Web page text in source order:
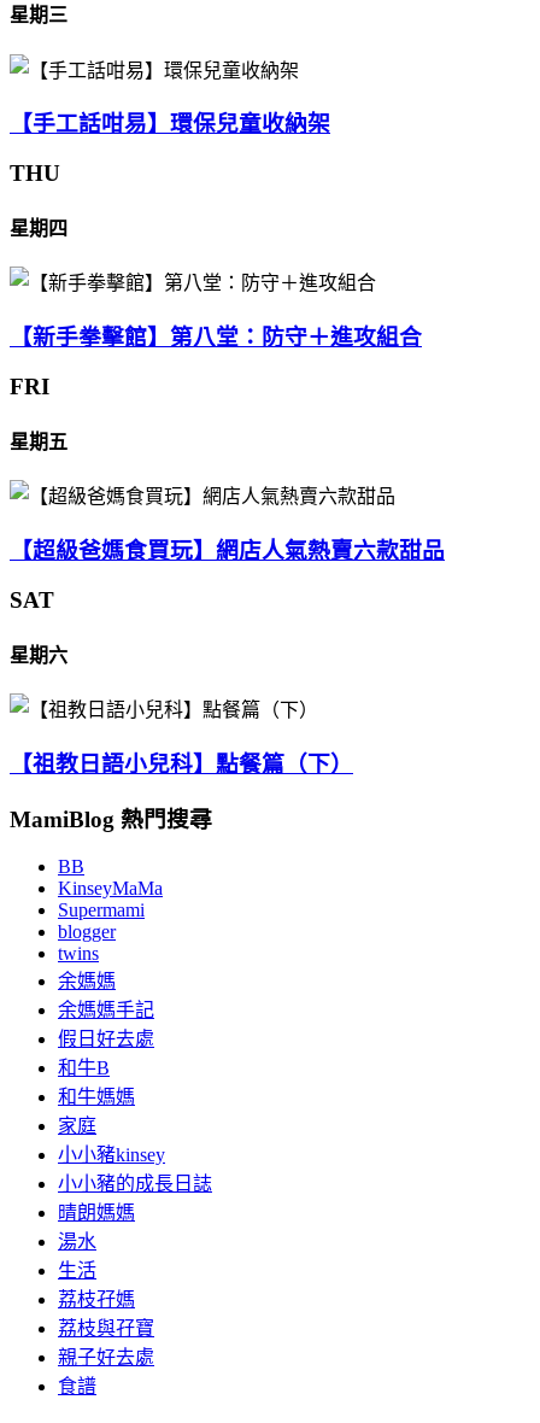
星期三
【手工話咁易】環保兒童收納架
THU
星期四
【新手拳擊館】第八堂：防守＋進攻組合
FRI
星期五
【超級爸媽食買玩】網店人氣熱賣六款甜品
SAT
星期六
【祖教日語小兒科】點餐篇（下）
MamiBlog 熱門搜尋
BB
KinseyMaMa
Supermami
blogger
twins
余媽媽
余媽媽手記
假日好去處
和牛B
和牛媽媽
家庭
小小豬kinsey
小小豬的成長日誌
晴朗媽媽
湯水
生活
荔枝孖媽
荔枝與孖寶
親子好去處
食譜